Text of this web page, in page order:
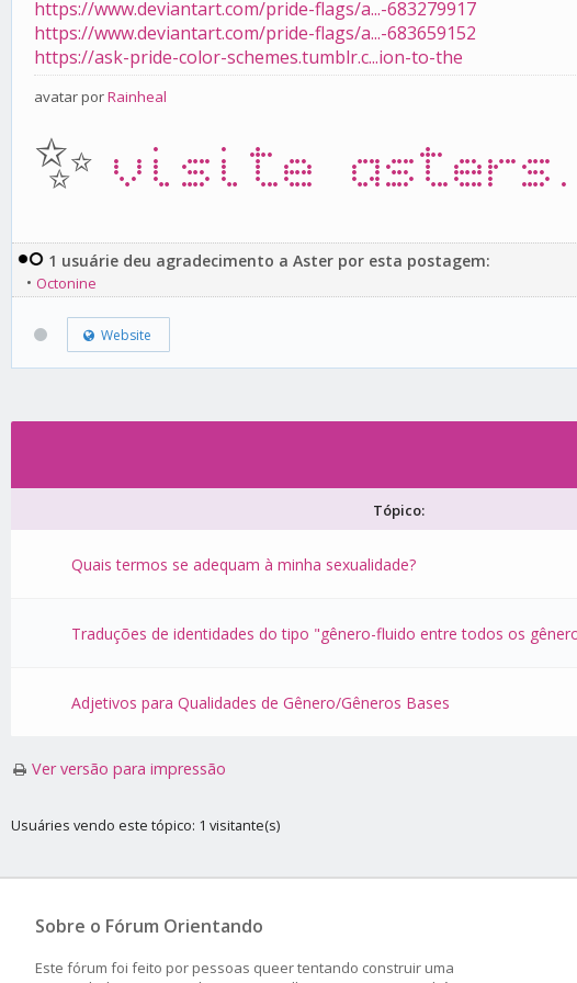
https://www.deviantart.com/pride-flags/a...-683279917
https://www.deviantart.com/pride-flags/a...-683659152
https://ask-pride-color-schemes.tumblr.c...ion-to-the
avatar porRainheal
✨ visite
1 usuárie deu agradecimento a Aster por esta postagem:
• Octonine
Website
Tópico:
Quais termos se adequam à minha sexualidade?
Traduções de identidades do tipo "gênero-fluido entre todos os
Adjetivos para Qualidades de Gênero/Gêneros Bases
Ver versão para impressão
Usuáries vendo este tópico: 1 visitante(s)
Sobre o Fórum Orientando
Este fórum foi feito por pessoas queer tentando construir uma